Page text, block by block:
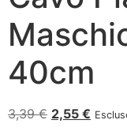
40cm
3,39€ 2,55 €